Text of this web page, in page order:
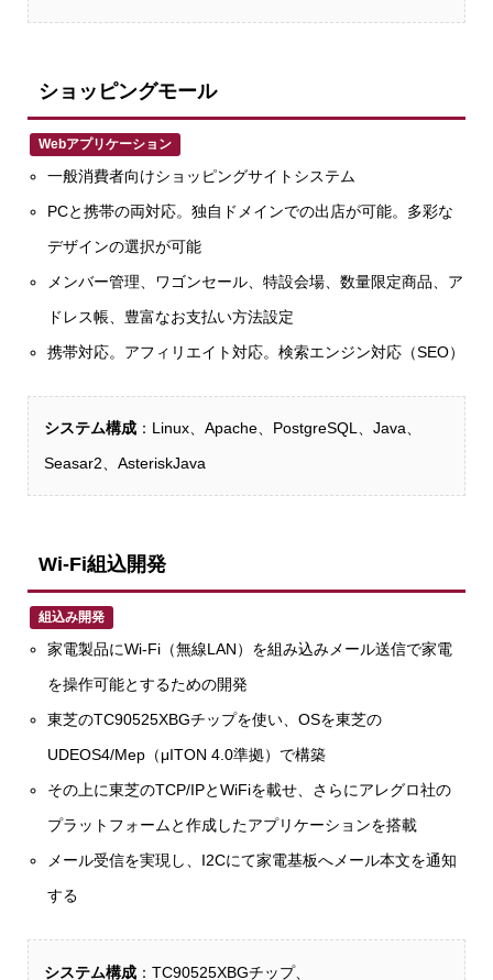
ショッピングモール
Webアプリケーション
一般消費者向けショッピングサイトシステム
PCと携帯の両対応。独自ドメインでの出店が可能。多彩な
デザインの選択が可能
メンバー管理、ワゴンセール、特設会場、数量限定商品、ア
ドレス帳、豊富なお支払い方法設定
携帯対応。アフィリエイト対応。検索エンジン対応（SEO）
システム構成 ：Linux、Apache、PostgreSQL、Java、
Seasar2、AsteriskJava
Wi-Fi組込開発
組込み開発
家電製品にWi-Fi（無線LAN）を組み込みメール送信で家電
を操作可能とするための開発
東芝のTC90525XBGチップを使い、OSを東芝の
UDEOS4/Mep（μITON 4.0準拠）で構築
その上に東芝のTCP/IPとWiFiを載せ、さらにアレグロ社の
プラットフォームと作成したアプリケーションを搭載
メール受信を実現し、I2Cにて家電基板へメール本文を通知
する
システム構成 ：TC90525XBGチップ、